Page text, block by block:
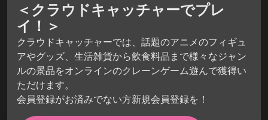
＜クラウドキャッチャーでプレ
イ！＞
クラウドキャッチャーでは、話題のアニメのフィギュ
アやグッズ、生活雑貨から飲食料品まで様々なジャン
ルの景品をオンラインのクレーンゲーム遊んで獲得い
ただけます。
会員登録がお済みでない方新規会員登録を！